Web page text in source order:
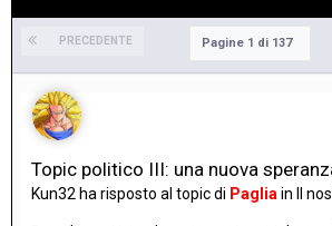
PRECEDENTE Pagine 1 di 137
Topic politico III: una nuova
Kun32 ha risposto al topic di Paglia in Il